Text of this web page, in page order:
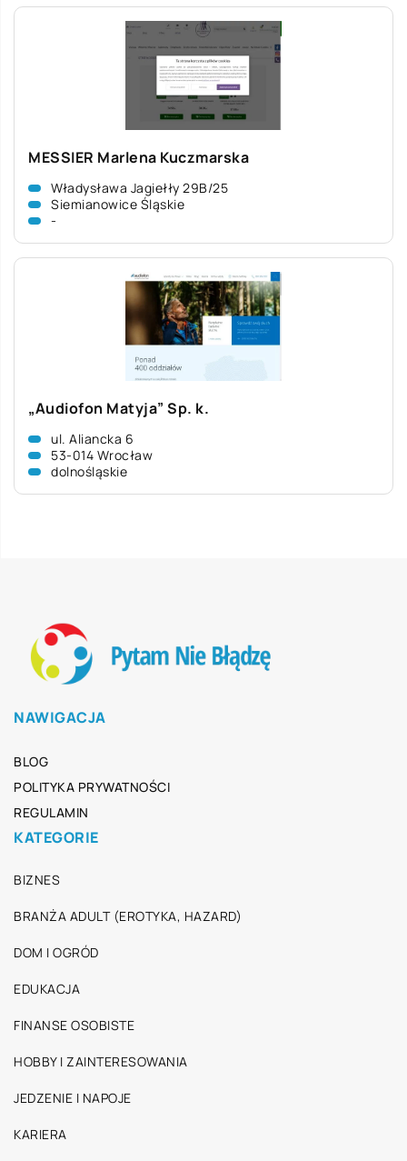
MESSIER Marlena Kuczmarska
Władysława Jagiełły 29B/25
Siemianowice Śląskie
-
„Audiofon Matyja” Sp. k.
ul. Aliancka 6
53-014 Wrocław
dolnośląskie
NAWIGACJA
BLOG
POLITYKA PRYWATNOŚCI
REGULAMIN
KATEGORIE
BIZNES
BRANŻA ADULT (EROTYKA, HAZARD)
DOM I OGRÓD
EDUKACJA
FINANSE OSOBISTE
HOBBY I ZAINTERESOWANIA
JEDZENIE I NAPOJE
KARIERA